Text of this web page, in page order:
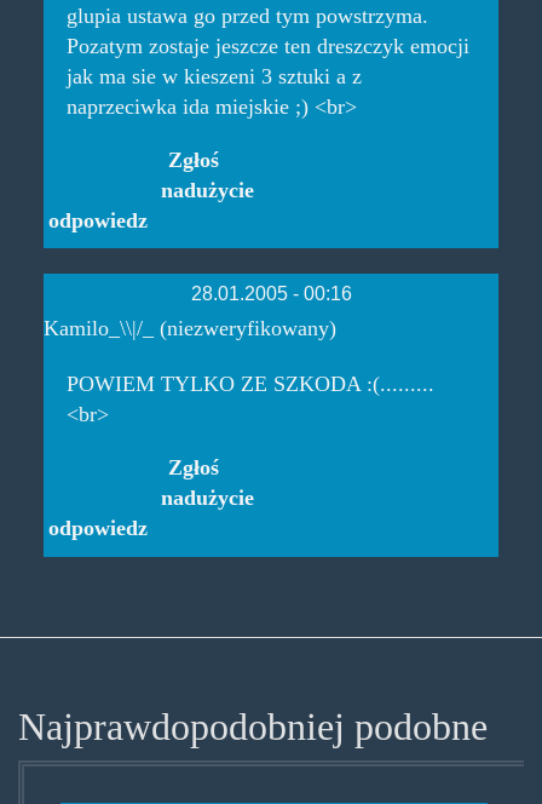
glupia ustawa go przed tym powstrzyma.
Pozatym zostaje jeszcze ten dreszczyk emocji
jak ma sie w kieszeni 3 sztuki a z
naprzeciwka ida miejskie ;) <br>
odpowiedz
Zgłoś
nadużycie
28.01.2005 - 00:16
Kamilo_\\|/_ (niezweryfikowany)
POWIEM TYLKO ZE SZKODA :(.........
<br>
odpowiedz
Zgłoś
nadużycie
Najprawdopodobniej podobne